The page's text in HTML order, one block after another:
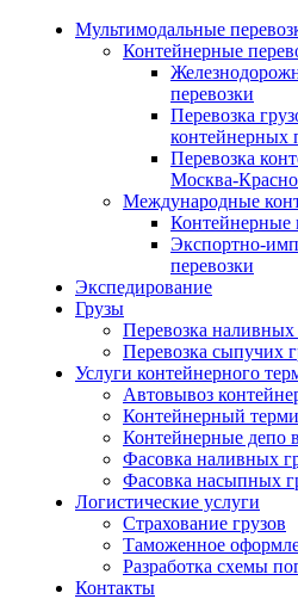
Мультимодальные
Контейнерные
перевозки
Перевозка
контейнерных
Перевозка
Москва-
Международные
Контейнерные
Экспортно-
перевозки
Экспедирование
Грузы
Перевозка наливных
Перевозка сыпучих
Услуги контейнерного
Автовывоз
Контейнерный
Контейнерные депо
Фасовка наливных
Фасовка насыпных
Логистические услуги
Страхование грузов
Таможенное
Разработка схемы
Контакты